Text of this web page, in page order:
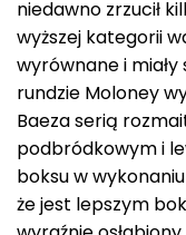
niedawno zrzucił
wyższej kategorii
wyrównane i
rundzie Moloney
Baeza serią
podbródkowym i
boksu w
że jest lepszym